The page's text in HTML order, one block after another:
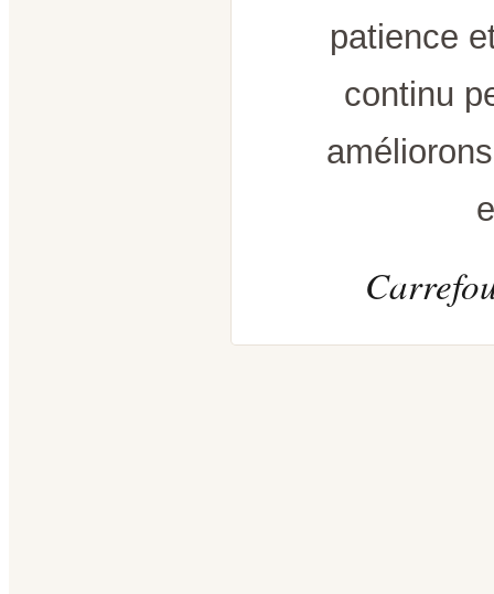
patience
continu